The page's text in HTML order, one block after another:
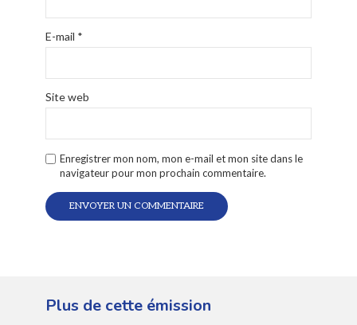
E-mail *
Site web
Enregistrer mon nom, mon e-mail et mon site dans le
navigateur pour mon prochain commentaire.
Plus de cette émission